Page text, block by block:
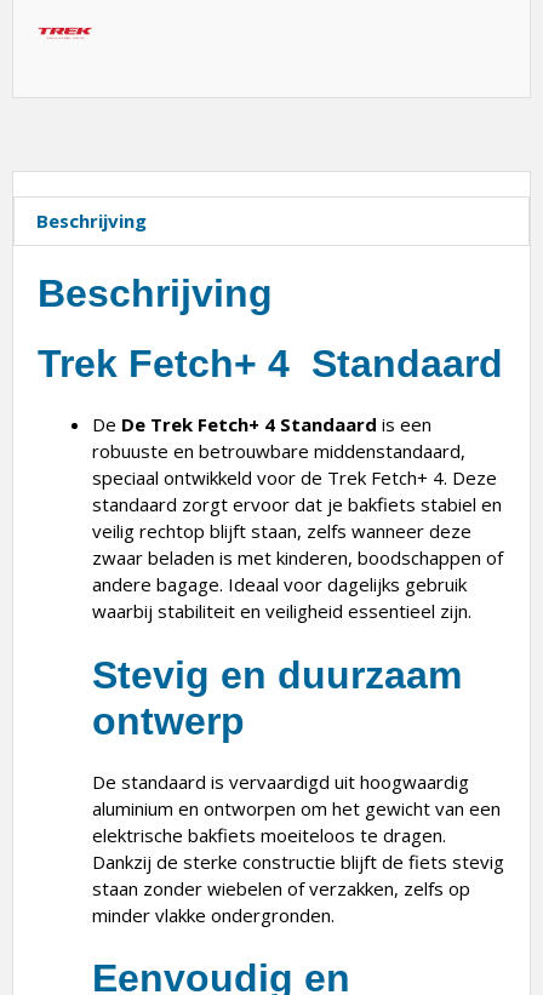
Beschrijving
Beschrijving
Trek Fetch+ 4 Standaard
De De Trek Fetch+ 4 Standaard is een
robuuste en betrouwbare middenstandaard,
speciaal ontwikkeld voor de Trek Fetch+ 4. Deze
standaard zorgt ervoor dat je bakfiets stabiel en
veilig rechtop blijft staan, zelfs wanneer deze
zwaar beladen is met kinderen, boodschappen of
andere bagage. Ideaal voor dagelijks gebruik
waarbij stabiliteit en veiligheid essentieel zijn.
Stevig en duurzaam
ontwerp
De standaard is vervaardigd uit hoogwaardig
aluminium en ontworpen om het gewicht van een
elektrische bakfiets moeiteloos te dragen.
Dankzij de sterke constructie blijft de fiets stevig
staan zonder wiebelen of verzakken, zelfs op
minder vlakke ondergronden.
Eenvoudig en